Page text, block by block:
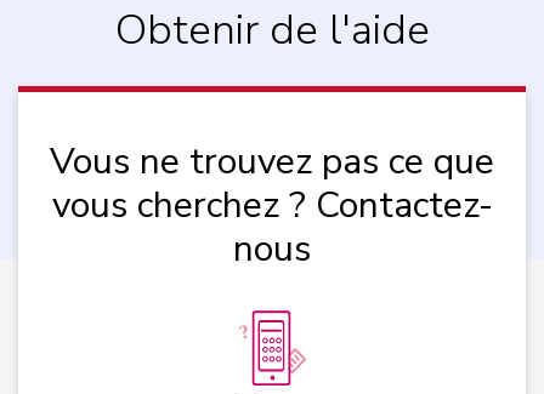
Obtenir de l'aide
Vous ne trouvez pas ce que
vous cherchez ? Contactez-
nous